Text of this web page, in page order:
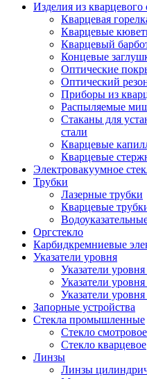
Изделия из кварцевого
Кварцевая
Кварцевые
Кварцевый
Концевые
Оптические
Оптический
Приборы из
Распыляемые
Стаканы для
стали
Кварцевые
Кварцевые
Электровакуумное
Трубки
Лазерные трубки
Кварцевые
Оргстекло
Карбидкремниевые
Указатели уровня
Указатели
Указатели
Указатели
Запорные устройства
Стекла промышленные
Стекло смотровое
Стекло кварцевое
Линзы
Линзы